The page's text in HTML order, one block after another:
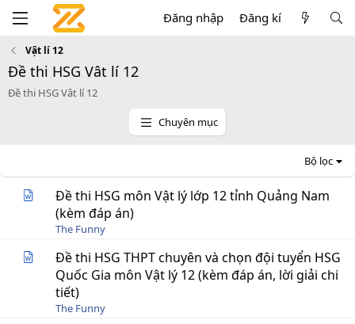
Đăng nhập Đăng kí
Vật lí 12
Đề thi HSG Vât lí 12
Đề thi HSG Vât lí 12
Chuyên mục
Bộ lọc
Đề thi HSG môn Vật lý lớp 12 tỉnh Quảng Nam
(kèm đáp án)
The Funny
Đề thi HSG THPT chuyên và chọn đội tuyển HSG
Quốc Gia môn Vật lý 12 (kèm đáp án, lời giải chi
tiết)
The Funny